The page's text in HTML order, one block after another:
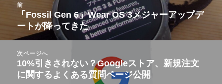
ビ
前
前
稿:
「Fossil Gen 6」Wear OS 3メジャーアップデ
ートが降ってきた
次ページへ
次
の
10%引きされない？Googleストア、新規注文
に関するよくある質問ページ公開